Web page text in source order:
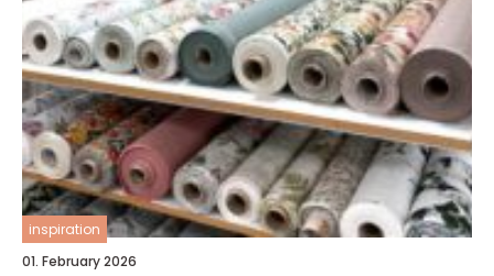
inspiration
01. February 2026